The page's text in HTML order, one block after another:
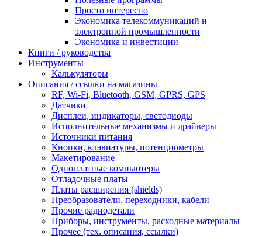
Просто интересно
Экономика телекоммуникаций и
электронной промышленности
Экономика и инвестиции
Книги / руководства
Инструменты
Калькуляторы
Описания / ссылки на магазины
RF, Wi-Fi, Bluetooth, GSM, GPRS, GPS
Датчики
Дисплеи, индикаторы, светодиоды
Исполнительные механизмы и драйверы
Источники питания
Кнопки, клавиатуры, потенциометры
Макетирование
Одноплатные компьютеры
Отладочные платы
Платы расширения (shields)
Преобразователи, переходники, кабели
Прочие радиодетали
Приборы, инструменты, расходные материалы
Прочее (тех. описания, ссылки)